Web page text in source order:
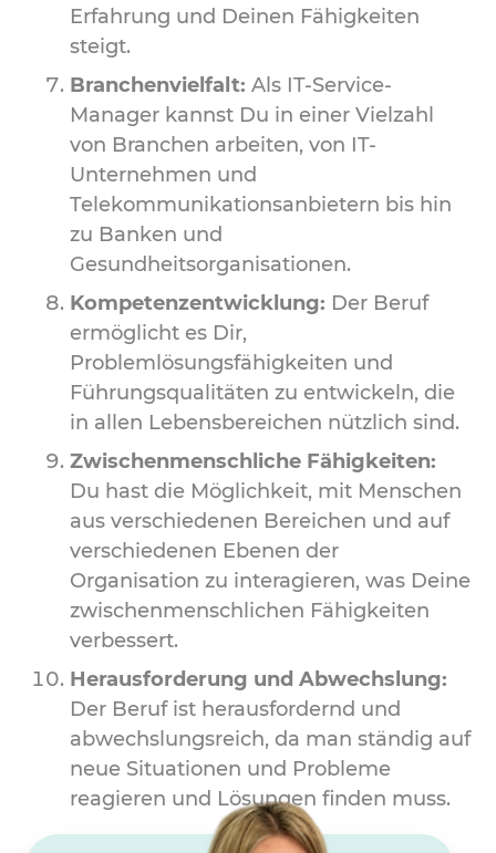
Erfahrung und Deinen Fähigkeiten
steigt.
Branchenvielfalt: Als IT-Service-
Manager kannst Du in einer Vielzahl
von Branchen arbeiten, von IT-
Unternehmen und
Telekommunikationsanbietern bis hin
zu Banken und
Gesundheitsorganisationen.
Kompetenzentwicklung: Der Beruf
ermöglicht es Dir,
Problemlösungsfähigkeiten und
Führungsqualitäten zu entwickeln, die
in allen Lebensbereichen nützlich sind.
Zwischenmenschliche Fähigkeiten:
Du hast die Möglichkeit, mit Menschen
aus verschiedenen Bereichen und auf
verschiedenen Ebenen der
Organisation zu interagieren, was Deine
zwischenmenschlichen Fähigkeiten
verbessert.
Herausforderung und Abwechslung:
Der Beruf ist herausfordernd und
abwechslungsreich, da man ständig auf
neue Situationen und Probleme
reagieren und Lösungen finden muss.